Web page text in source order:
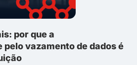
por que a
pelo vazamento de dados é